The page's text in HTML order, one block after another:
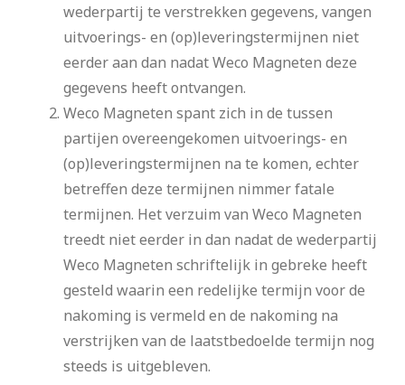
wederpartij te verstrekken gegevens, vangen
uitvoerings- en (op)leveringstermijnen niet
eerder aan dan nadat Weco Magneten deze
gegevens heeft ontvangen.
Weco Magneten spant zich in de tussen
partijen overeengekomen uitvoerings- en
(op)leveringstermijnen na te komen, echter
betreffen deze termijnen nimmer fatale
termijnen. Het verzuim van Weco Magneten
treedt niet eerder in dan nadat de wederpartij
Weco Magneten schriftelijk in gebreke heeft
gesteld waarin een redelijke termijn voor de
nakoming is vermeld en de nakoming na
verstrijken van de laatstbedoelde termijn nog
steeds is uitgebleven.